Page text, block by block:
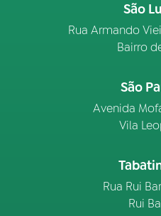
São
Rua Armando
Bairro
São
Avenida
Vila
Rua Rui
Rui